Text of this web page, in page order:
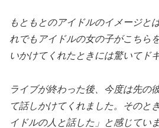
もともとのアイドルのイメージと
れでもアイドルの女の子がこちら
いかけてくれたときには驚いてド
ライブが終わった後、今度は先の
て話しかけてくれました。そのと
イドルの人と話した」と感じてい